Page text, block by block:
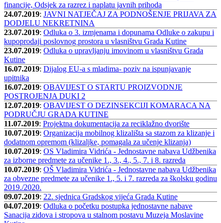
financije, Odsjek za razrez i naplatu javnih prihoda
24.07.2019: JAVNI NATJEČAJ ZA PODNOŠENJE PRIJAVA ZA
DODJELU NEKRETNINA
23.07.2019: Odluka o 3. izmjenama i dopunama Odluke o zakupu i
kupoprodaji poslovnog prostora u vlasništvu Grada Kutine
23.07.2019: Odluka o upravljanju imovinom u vlasništvu Grada
Kutine
16.07.2019: Dijalog EU-a s mladima- poziv na ispunjavanje
upitnika
16.07.2019: OBAVIJEST O STARTU PROIZVODNJE
POSTROJENJA DUKI 2
12.07.2019: OBAVIJEST O DEZINSEKCIJI KOMARACA NA
PODRUČJU GRADA KUTINE
11.07.2019: Projektna dokumentacija za reciklažno dvorište
10.07.2019: Organizacija mobilnog klizališta sa stazom za klizanje i
dodatnom opremom (klizaljke, pomagala za učenje klizanja)
10.07.2019: OS Vladimira Vidrića - Jednostavne nabava Udžbenika
za izborne predmete za učenike 1., 3., 4., 5., 7. i 8. razreda
10.07.2019: OŠ Vladimira Vidrića - Jednostavne nabava Udžbenika
za obvezne predmete za učenike 1., 5. i 7. razreda za školsku godinu
2019./2020.
09.07.2019: 22. sjednica Gradskog vijeća Grada Kutine
04.07.2019: Odluka o početku postupka jednostavne nabave
Sanacija zidova i stropova u stalnom postavu Muzeja Moslavine